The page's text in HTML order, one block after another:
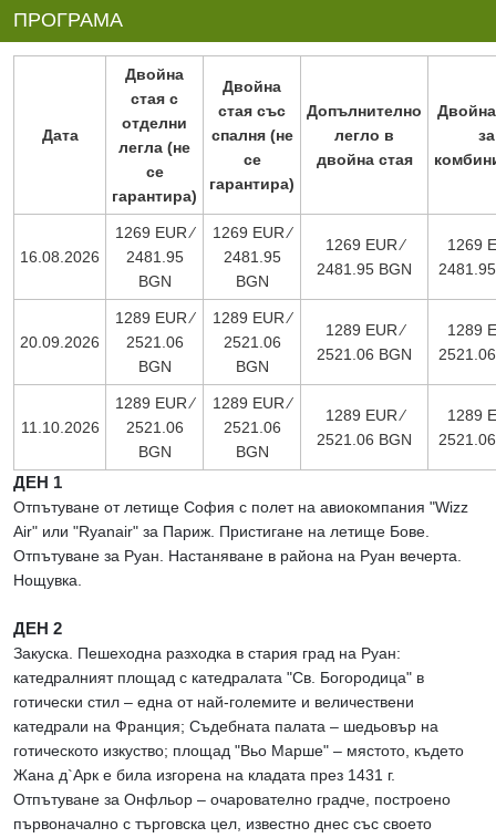
ПРОГРАМА
Дата
Двойна
стая с
отделни
легла (не
се
гарантира)
Двойна
стая със
спалня (не
се
гарантира)
Допълнително
легло в
двойна стая
за
16.08.2026
1269 EUR ∕
2481.95
BGN
1269 EUR ∕
2481.95
BGN
1269 EUR ∕
2481.95 BGN
1269
20.09.2026
1289 EUR ∕
2521.06
BGN
1289 EUR ∕
2521.06
BGN
1289 EUR ∕
2521.06 BGN
1289
11.10.2026
1289 EUR ∕
2521.06
BGN
1289 EUR ∕
2521.06
BGN
1289 EUR ∕
2521.06 BGN
1289
ДЕН 1
Отпътуване от летище София с полет на авиокомпания "Wizz
Air" или "Ryanair" за Париж. Пристигане на летище Бове.
Отпътуване за Руан. Настаняване в района на Руан вечерта.
Нощувка.
ДЕН 2
Закуска. Пешеходна разходка в стария град на Руан:
катедралният площад с катедралата "Св. Богородица" в
готически стил – една от най-големите и величествени
катедрали на Франция; Съдебната палата – шедьовър на
готическото изкуство; площад "Вьо Марше" – мястото, където
Жана д`Арк е била изгорена на кладата през 1431 г.
Отпътуване за Онфльор – очарователно градче, построено
първоначално с търговска цел, известно днес със своето